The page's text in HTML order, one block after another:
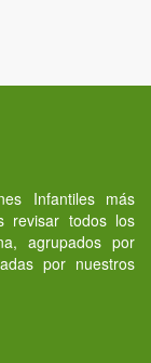
Infantiles más
revisar todos los
agrupados por
por nuestros